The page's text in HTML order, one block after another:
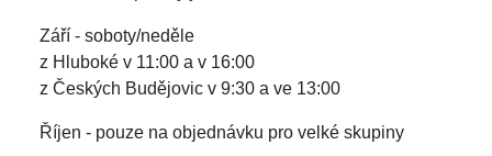
Září - soboty/neděle
z Hluboké v 11:00 a v 16:00
z Českých Budějovic v 9:30 a ve 13:00
Říjen - pouze na objednávku pro velké skupiny